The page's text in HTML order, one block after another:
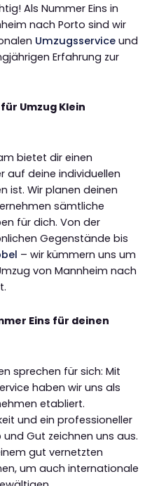
Als Nummer Eins in
nach Porto sind wir
Umzugsservice und
Erfahrung zur
Umzug Klein
bietet dir einen
auf deine individuellen
ist. Wir planen deinen
sämtliche
für dich. Von der
Gegenstände bis
– wir kümmern uns um
von Mannheim nach
Eins für deinen
sprechen für sich: Mit
haben wir uns als
etabliert.
und ein professioneller
Gut zeichnen uns aus.
gut vernetzten
um auch internationale